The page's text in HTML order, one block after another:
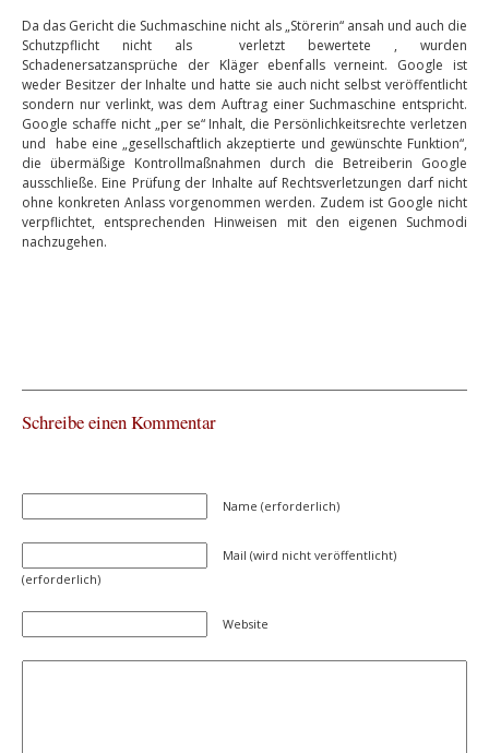
Da das Gericht die Suchmaschine nicht als „Störerin“ ansah und auch die
Schutzpflicht nicht als verletzt bewertete , wurden
Schadenersatzansprüche der Kläger ebenfalls verneint. Google ist
weder Besitzer der Inhalte und hatte sie auch nicht selbst veröffentlicht
sondern nur verlinkt, was dem Auftrag einer Suchmaschine entspricht.
Google schaffe nicht „per se“ Inhalt, die Persönlichkeitsrechte verletzen
und habe eine „gesellschaftlich akzeptierte und gewünschte Funktion“,
die übermäßige Kontrollmaßnahmen durch die Betreiberin Google
ausschließe. Eine Prüfung der Inhalte auf Rechtsverletzungen darf nicht
ohne konkreten Anlass vorgenommen werden. Zudem ist Google nicht
verpflichtet, entsprechenden Hinweisen mit den eigenen Suchmodi
nachzugehen.
Schreibe einen Kommentar
Name (erforderlich)
Mail (wird nicht veröffentlicht)
(erforderlich)
Website